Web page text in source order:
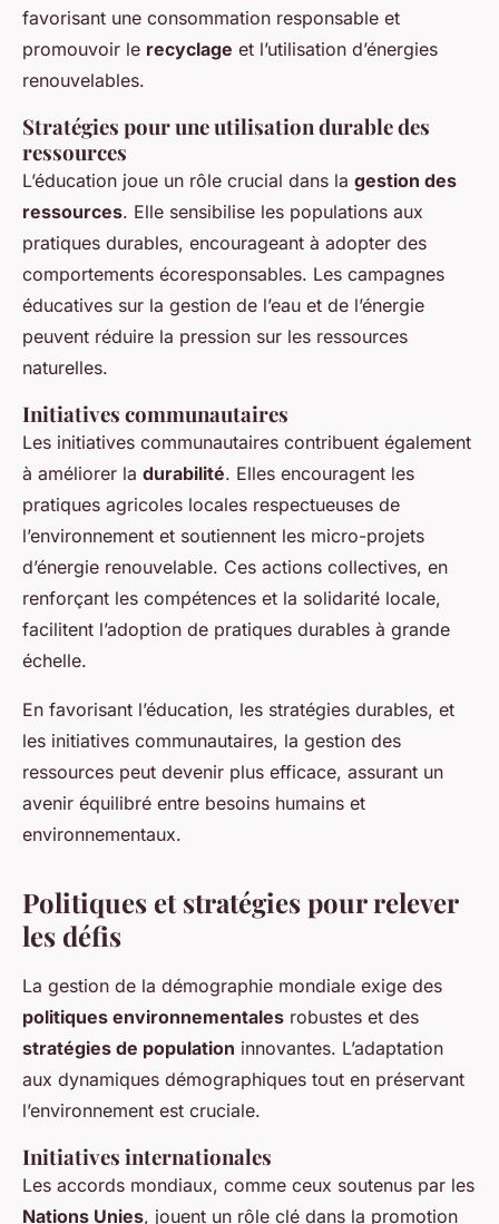
favorisant une consommation responsable et
promouvoir le recyclage et l’utilisation d’énergies
renouvelables.
Stratégies pour une utilisation durable des
ressources
L’éducation joue un rôle crucial dans la gestion des
ressources. Elle sensibilise les populations aux
pratiques durables, encourageant à adopter des
comportements écoresponsables. Les campagnes
éducatives sur la gestion de l’eau et de l’énergie
peuvent réduire la pression sur les ressources
naturelles.
Initiatives communautaires
Les initiatives communautaires contribuent également
à améliorer la durabilité. Elles encouragent les
pratiques agricoles locales respectueuses de
l’environnement et soutiennent les micro-projets
d’énergie renouvelable. Ces actions collectives, en
renforçant les compétences et la solidarité locale,
facilitent l’adoption de pratiques durables à grande
échelle.
En favorisant l’éducation, les stratégies durables, et
les initiatives communautaires, la gestion des
ressources peut devenir plus efficace, assurant un
avenir équilibré entre besoins humains et
environnementaux.
Politiques et stratégies pour relever
les défis
La gestion de la démographie mondiale exige des
politiques environnementales robustes et des
stratégies de population innovantes. L’adaptation
aux dynamiques démographiques tout en préservant
l’environnement est cruciale.
Initiatives internationales
Les accords mondiaux, comme ceux soutenus par les
Nations Unies, jouent un rôle clé dans la promotion